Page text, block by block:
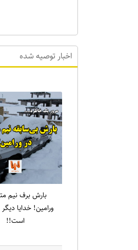
اخبار توصیه شده
بارش برف نیم
ورامین! خدایا
است!!